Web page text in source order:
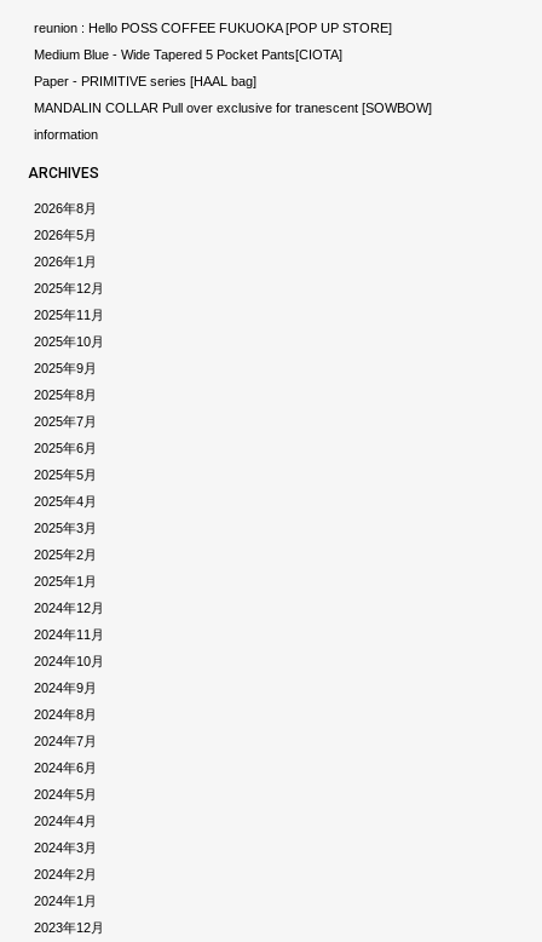
reunion : Hello POSS COFFEE FUKUOKA [POP UP STORE]
Medium Blue - Wide Tapered 5 Pocket Pants[CIOTA]
Paper - PRIMITIVE series [HAAL bag]
MANDALIN COLLAR Pull over exclusive for tranescent [SOWBOW]
information
ARCHIVES
2026年8月
2026年5月
2026年1月
2025年12月
2025年11月
2025年10月
2025年9月
2025年8月
2025年7月
2025年6月
2025年5月
2025年4月
2025年3月
2025年2月
2025年1月
2024年12月
2024年11月
2024年10月
2024年9月
2024年8月
2024年7月
2024年6月
2024年5月
2024年4月
2024年3月
2024年2月
2024年1月
2023年12月